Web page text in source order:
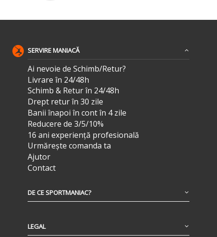
SERVIRE MANIACĂ
Ai nevoie de Schimb/Retur?
Livrare în 24/48h
Schimb & Retur în 24/48h
Drept retur în 30 zile
Banii înapoi în cont în 4 zile
Reducere de 3/5/10%
16 ani experiență profesională
Urmărește comanda ta
Ajutor
Contact
DE CE SPORTMANIAC?
LEGAL